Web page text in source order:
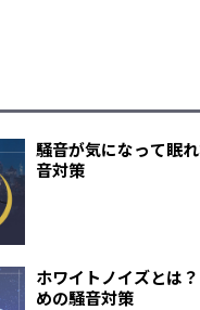
騒音が気になって眠
音対策
ホワイトノイズとは
めの騒音対策